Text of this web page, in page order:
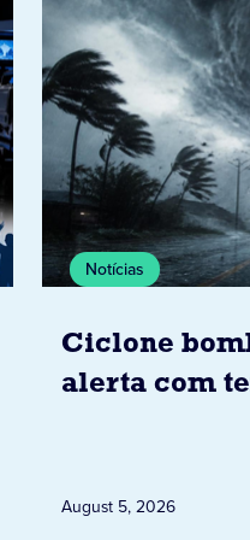
Notícias
Ciclone
alerta com
August 5, 2026